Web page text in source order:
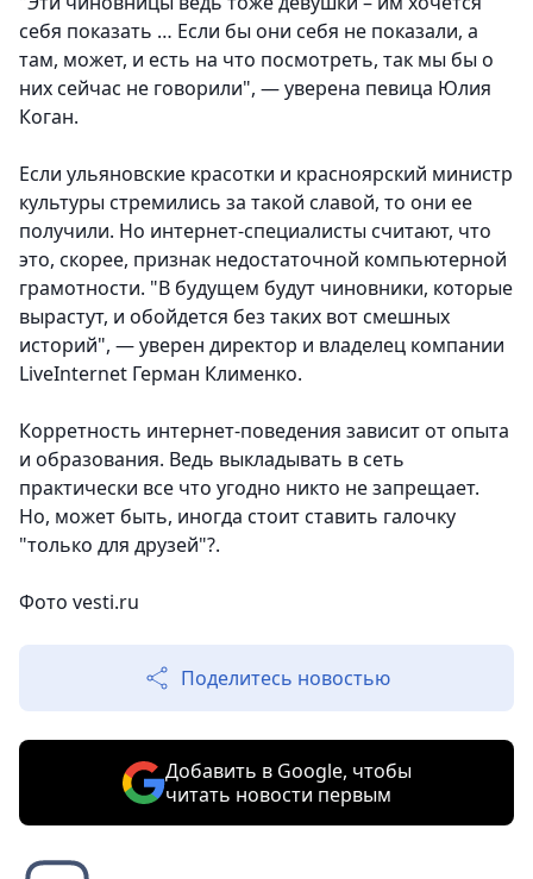
себя показать … Если бы они себя не показали, а
там, может, и есть на что посмотреть, так мы бы о
них сейчас не говорили", — уверена певица Юлия
Коган.
Если ульяновские красотки и красноярский министр
культуры стремились за такой славой, то они ее
получили. Но интернет-специалисты считают, что
это, скорее, признак недостаточной компьютерной
грамотности. "В будущем будут чиновники, которые
вырастут, и обойдется без таких вот смешных
историй", — уверен директор и владелец компании
LiveInternet Герман Клименко.
Корретность интернет-поведения зависит от опыта
и образования. Ведь выкладывать в сеть
практически все что угодно никто не запрещает.
Но, может быть, иногда стоит ставить галочку
"только для друзей"?.
Фото vesti.ru
Поделитесь новостью
Добавить в Google, чтобы
читать новости первым